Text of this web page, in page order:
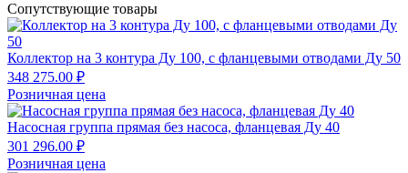
Сопутствующие товары
Коллектор на 3 контура Ду 100, с фланцевыми отводами Ду 50
348 275.00 ₽
Розничная цена
Насосная группа прямая без насоса, фланцевая Ду 40
301 296.00 ₽
Розничная цена